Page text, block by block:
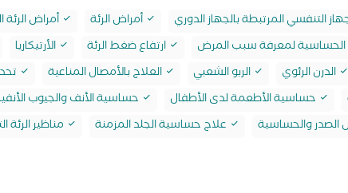
التنفسي المرتبطة بالجهاز الدوري أمراض الرئة أمراض الرئة
الحساسية لمعرفة سبب المرض ارتفاع ضغط الرئة الأرتيكاريا
الدرن الرئوي الربو الشعبي العلاج بالأمصال المناعية
حساسية الأطعمة لدى الأطفال حساسية الأنف والجيوب
الصدر والحساسية علاج حساسية الجلد المزمنة مناظير